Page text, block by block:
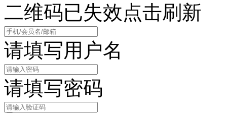
二维码已失效点击刷新
请填写用户名
请填写密码